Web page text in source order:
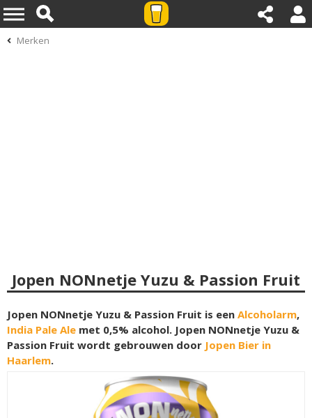
Merken
Jopen NONnetje Yuzu & Passion Fruit
Jopen NONnetje Yuzu & Passion Fruit is een Alcoholarm,
India Pale Ale met 0,5% alcohol. Jopen NONnetje Yuzu &
Passion Fruit wordt gebrouwen door Jopen Bier in
Haarlem.